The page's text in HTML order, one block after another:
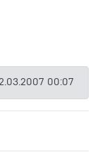
00:07